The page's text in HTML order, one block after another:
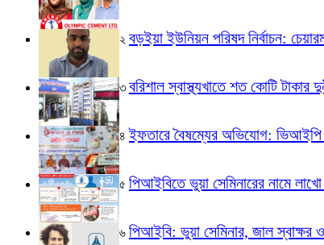
২ বড়ইয়া ইউনিয়ন পরিষদ নির্বাচন:
৩ বরিশাল স্বাস্থ্যখাতে শত কোটি টাকার
৪ ইফতারে বৈষম্যের অভিযোগ: ভিআইপি
৫ পিআইবিতে ভুয়া সেমিনারের নামে
৬ পিআইবি: ভুয়া সেমিনার, জাল স্বাক্ষর